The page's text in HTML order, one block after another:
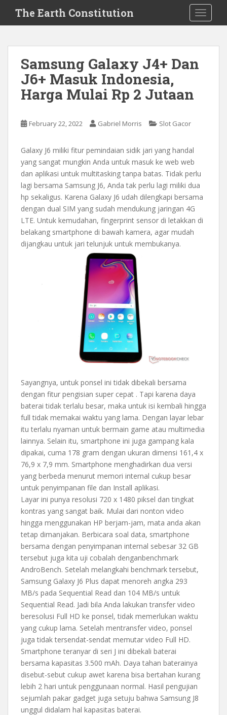
i
The Earth Constitution
Samsung Galaxy J4+ Dan
J6+ Masuk Indonesia,
Harga Mulai Rp 2 Jutaan
February 22, 2022 Gabriel Morris Slot Gacor
Galaxy J6 miliki fitur pemindaian sidik jari yang handal
yang sangat mungkin Anda untuk masuk ke web web
dan aplikasi untuk multitasking tanpa batas. Tidak perlu
lagi bersama Samsung J6, Anda tak perlu lagi miliki dua
hp sekaligus. Karena Galaxy J6 udah dilengkapi bersama
dengan dual SIM yang sudah mendukung jaringan 4G
LTE. Untuk kemudahan, fingerprint sensor di letakkan di
belakang smartphone di bawah kamera, agar mudah
dijangkau untuk jari telunjuk untuk membukanya.
Sayangnya, untuk ponsel ini tidak dibekali bersama
dengan fitur pengisian super cepat . Tapi karena daya
baterai tidak terlalu besar, maka untuk isi kembali hingga
full tidak memakai waktu yang lama. Dengan layar lebar
itu terlalu nyaman untuk bermain game atau multimedia
lainnya. Selain itu, smartphone ini juga gampang kala
dipakai, cuma 178 gram dengan ukuran dimensi 161,4 x
76,9 x 7,9 mm. Smartphone menghadirkan dua versi
yang berbeda menurut memori internal cukup besar
untuk penyimpanan file dan Install aplikasi.
Layar ini punya resolusi 720 x 1480 piksel dan tingkat
kontras yang sangat baik. Mulai dari nonton video
hingga menggunakan HP berjam-jam, mata anda akan
tetap dimanjakan. Berbicara soal data, smartphone
bersama dengan penyimpanan internal sebesar 32 GB
tersebut juga kita uji cobalah denganbenchmark
AndroBench. Setelah melangkahi benchmark tersebut,
Samsung Galaxy J6 Plus dapat menoreh angka 293
MB/s pada Sequential Read dan 104 MB/s untuk
Sequential Read. Jadi bila Anda lakukan transfer video
beresolusi Full HD ke ponsel, tidak memerlukan waktu
yang cukup lama. Setelah mentransfer video, ponsel
juga tidak tersendat-sendat memutar video Full HD.
Smartphone teranyar di seri J ini dibekali baterai
bersama kapasitas 3.500 mAh. Daya tahan baterainya
disebut-sebut cukup awet karena bisa bertahan kurang
lebih 2 hari untuk penggunaan normal. Hasil pengujian
sejumlah pakar gadget juga setuju bahwa Samsung J8
unggul didalam hal kapasitas baterai.